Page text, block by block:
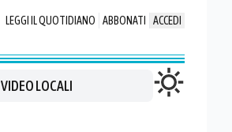
LEGGI IL QUOTIDIANO ABBONATI ACCEDI
VIDEO LOCALI